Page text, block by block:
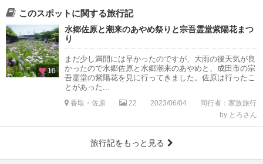
このスポットに関する旅行記
10
水郷佐原と潮来のあやめ祭りと宗吾霊堂紫陽花まつ
り
まだ少し満開には早かったのですが、大雨の後天気が良
かったので水郷佐原と水郷潮来のあやめと、成田市の宗
吾霊堂の紫陽花を見に行ってきました。佐原は行ったこ
とがあった...
香取・佐原 22 2023/06/04
同行者：家族旅行
by とろさん
旅行記をもっと見る